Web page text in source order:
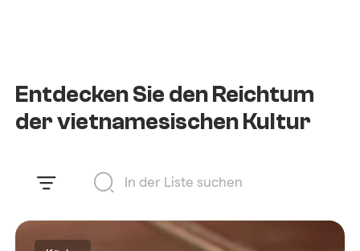
Entdecken Sie den Reichtum
der vietnamesischen Kultur